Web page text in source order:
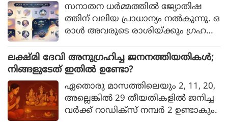
മുട്ടയില്‍ ആറുഗ്രാം പ്രോട്ടീനാണ് അട
ങ്ങിയിട്ടുള്ളത്.
മാകും
സനാതന ധര്‍മ്മത്തില്‍ ജ്യോതിഷ
ത്തിന് വലിയ പ്രാധാന്യം നല്‍കുന്നു. ഒ
രാള്‍ അവരുടെ രാശിയ്ക്കും ഗ്രഹ
ആരാധിക്കുകയും മതപരമായ സ്ഥല
ങ്ങള്‍ സന്ദര്‍ശിക്കുകയും ചെയ്താല്‍
അവര്‍ക്ക് പ്രത്യേക നേട്ടങ്ങള്‍ ല
ഭിക്കുമെന്ന് വിശ്വസിക്കപ്പെടുന്നു. ഏ
ത് രാശിക്കാര്‍ക്ക് ഏത് ക്ഷേത്രമാണ്
ശുഭകരമെന്ന് നമുക്ക് നോക്കാം
ലക്ഷ്മി ദേവി അനുഗ്രഹിച്ച ജനനത്തിയതികള്‍;
നിങ്ങളുടേത് ഇതില്‍ ഉണ്ടോ?
ഏതൊരു മാസത്തിലെയും 2, 11, 20,
അല്ലെങ്കില്‍ 29 തീയതികളില്‍ ജനിച്ച
വര്‍ക്ക് റാഡിക്‌സ് നമ്പര്‍ 2 ഉണ്ടാകും.